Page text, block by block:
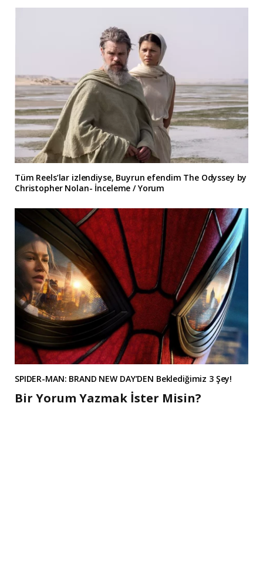
Tüm Reels’lar izlendiyse, Buyrun efendim The Odyssey by
Christopher Nolan- İnceleme / Yorum
SPIDER-MAN: BRAND NEW DAY’DEN Beklediğimiz 3 Şey!
Bir Yorum Yazmak İster Misin?